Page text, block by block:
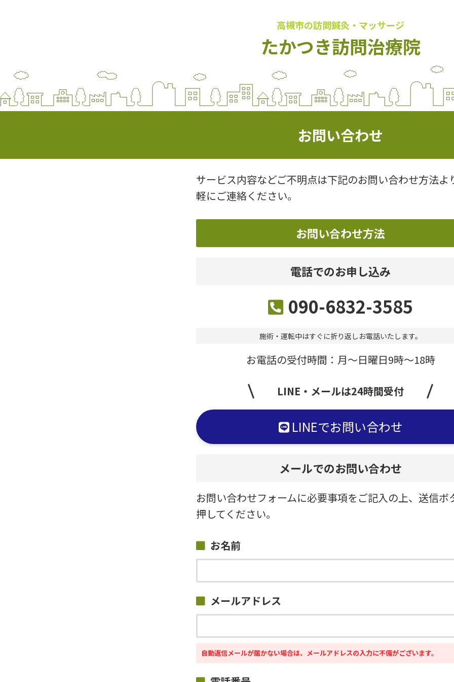
高槻市の訪問鍼灸・マッサージ
たかつき訪問治療院
お問い合わせ
サービス内容などご不明点は下記のお問い合わせ方法よ
軽にご連絡ください。
お問い合わせ方法
電話でのお申し込み
090-6832-3585
施術・運転中はすぐに折り返しお電話いたします。
お電話の受付時間：月〜日曜日9時〜18時
LINE・メールは24時間受付
LINEでお問い合わせ
メールでのお問い合わせ
お問い合わせフォームに必要事項をご記入の上、送信ボ
押してください。
お名前
メールアドレス
自動返信メールが届かない場合は、メールアドレスの入力に不備がございます。